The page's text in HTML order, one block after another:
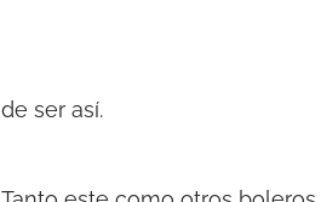
de ser así.